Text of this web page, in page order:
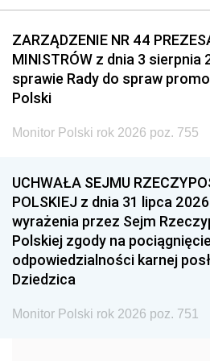
2014 2013
2011 2010
2008 2007
2005
1996 1995
1993 1992
1990 1989
1987 1986
ZARZĄDZENIE NR 44
MINISTRÓW z dnia 3 sierpnia
sprawie Rady do spraw
Polski
Monitor Polski rok 2026 poz. 755
UCHWAŁA SEJMU
POLSKIEJ z dnia 31 lipca
wyrażenia przez Sejm
Polskiej zgody na
odpowiedzialności karnej
Dziedzica
Monitor Polski rok 2026 poz. 751